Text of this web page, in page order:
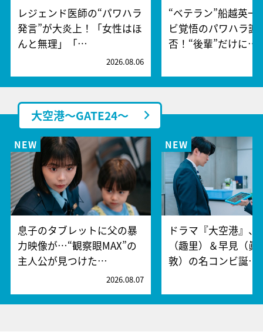
レジェンド医師の“パワハラ
発言”が大炎上！「女性はほ
んと無理」「…
2026.08.06
“ベテラン”船越英一
ビ覚悟のパワハラ謝
否！“後輩”だけに…
大空港～GATE24～
息子のタブレットに父の暴
力映像が…“観察眼MAX”の
主人公が見つけた…
2026.08.07
ドラマ『大空港』、
（趣里）＆早見（眞
敦）の名コンビ誕…